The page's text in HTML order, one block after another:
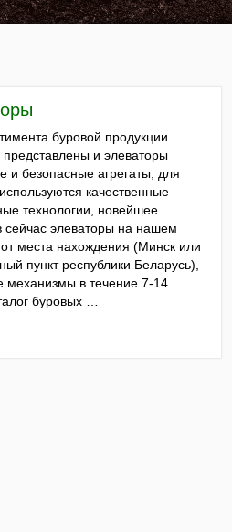
буровой продукции
и элеваторы
и безопасные агрегаты, для
качественные
технологии, новейшее
сейчас элеваторы на нашем
места нахождения (Минск или
пункт республики Беларусь),
механизмы в течение 7-14
буровых …